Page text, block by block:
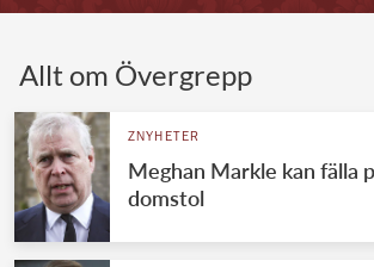
UTLÄNDSKT
Allt om Övergrepp
ZNYHETER
Meghan Markle kan fälla
domstol